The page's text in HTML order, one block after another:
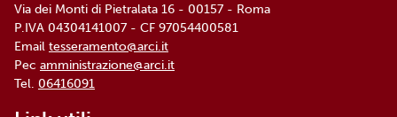
Via dei Monti di Pietralata 16 - 00157 - Roma
P.IVA 04304141007 - CF 97054400581
Email tesseramento@arci.it
Pec amministrazione@arci.it
Tel. 06416091